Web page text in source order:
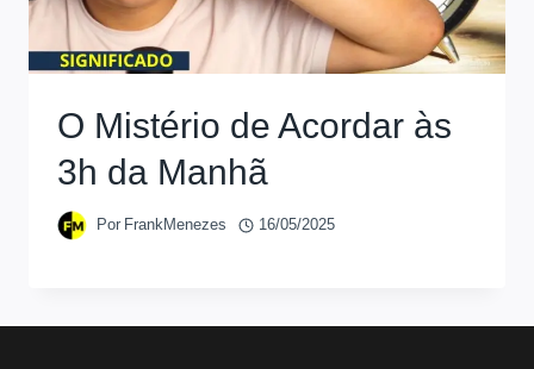
O Mistério de Acordar às
3h da Manhã
Por FrankMenezes 16/05/2025